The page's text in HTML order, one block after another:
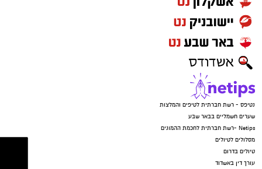
נטיפס - רשת חברתית לטיפים והמלצות
שערים חשמליים בבאר שבע
Netips -רשת חברתית לחכמת ההמונים
מסלולים לטיולים
טיולים בדרום
עורך דין באשדוד